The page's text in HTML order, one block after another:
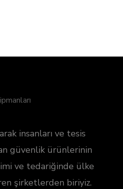
insanları ve tesis
güvenlik ürünlerinin
ve tedariğinde ülke
şirketlerden biriyiz.